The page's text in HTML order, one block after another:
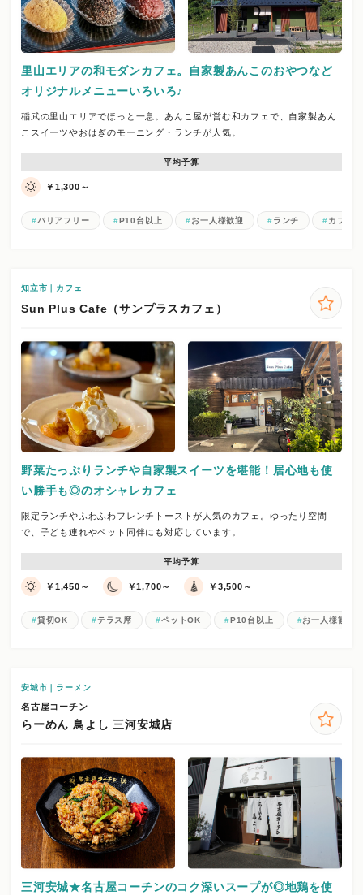
里山エリアの和モダンカフェ。自家製あんこのおやつなど
オリジナルメニューいろいろ♪
稲武の里山エリアでほっと一息。あんこ屋が営む和カフェで、自家製あん
こスイーツやおはぎのモーニング・ランチが人気。
平均予算
￥1,300～
バリアフリー P10台以上 お一人様歓迎 ランチ カフェ
知立市｜カフェ
Sun Plus Cafe（サンプラスカフェ）
野菜たっぷりランチや自家製スイーツを堪能！居心地も使
い勝手も◎のオシャレカフェ
限定ランチやふわふわフレンチトーストが人気のカフェ。ゆったり空間
で、子ども連れやペット同伴にも対応しています。
平均予算
￥1,450～ ￥1,700～ ￥3,500～
貸切OK テラス席 ペットOK P10台以上 お一人様歓迎
安城市｜ラーメン
名古屋コーチン
らーめん 鳥よし 三河安城店
三河安城★名古屋コーチンのコク深いスープが◎地鶏を使